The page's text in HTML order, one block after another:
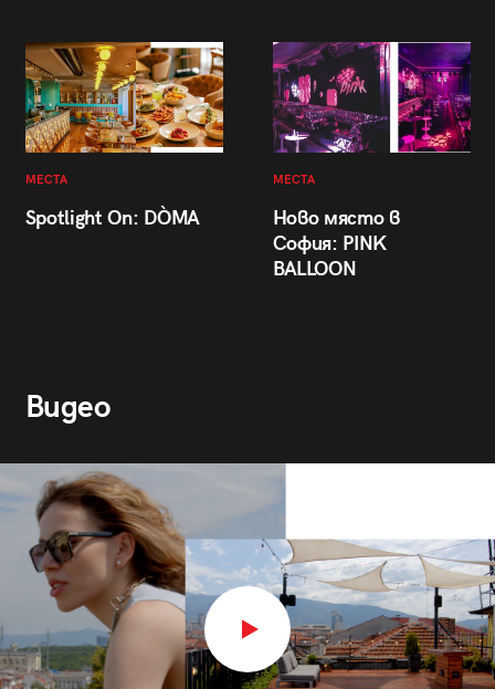
МЕСТА
Spotlight On: DÒMA
МЕСТА
Ново място в
София: PINK
BALLOON
Видео